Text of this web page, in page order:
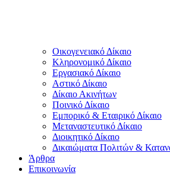
Οικογενειακό Δίκαιο
Κληρονομικό Δίκαιο
Εργασιακό Δίκαιο
Αστικό Δίκαιο
Δίκαιο Ακινήτων
Ποινικό Δίκαιο
Εμπορικό & Εταιρικό Δίκαιο
Μεταναστευτικό Δίκαιο
Διοικητικό Δίκαιο
Δικαιώματα Πολιτών &
Άρθρα
Επικοινωνία